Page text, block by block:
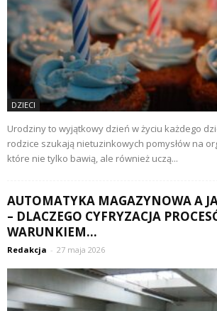
DZIECI
Urodziny to wyjątkowy dzień w życiu każdego
rodzice szukają nietuzinkowych pomysłów na
które nie tylko bawią, ale również uczą...
AUTOMATYKA MAGAZYNOWA A
– DLACZEGO CYFRYZACJA
WARUNKIEM...
Redakcja - 27 maja 2026